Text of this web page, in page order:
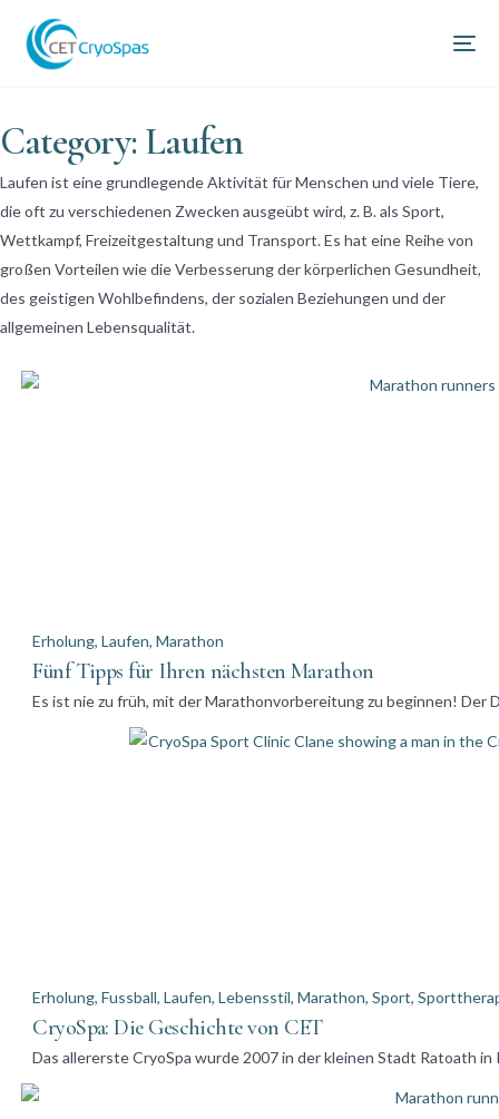
Category: Laufen
Laufen ist eine grundlegende Aktivität für Menschen und viele Tiere,
die oft zu verschiedenen Zwecken ausgeübt wird, z. B. als Sport,
Wettkampf, Freizeitgestaltung und Transport. Es hat eine Reihe von
großen Vorteilen wie die Verbesserung der körperlichen Gesundheit,
des geistigen Wohlbefindens, der sozialen Beziehungen und der
allgemeinen Lebensqualität.
Erholung,Laufen,Marathon
Fünf Tipps für Ihren nächsten Marathon
Es ist nie zu früh, mit der Marathonvorbereitung zu beginnen! Der
Erholung,Fussball,Laufen,Lebensstil,Marathon,Sport,
CryoSpa: Die Geschichte von CET
Das allererste CryoSpa wurde 2007 in der kleinen Stadt Ratoath